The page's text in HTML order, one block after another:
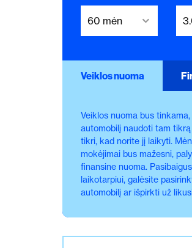
Veiklos nuoma
Veiklos nuoma bus
automobilį naudoti tam
tikri, kad norite jį laikyti.
mokėjimai bus mažesni,
finansine nuoma.
laikotarpiui, galėsite
automobilį ar išpirkti už